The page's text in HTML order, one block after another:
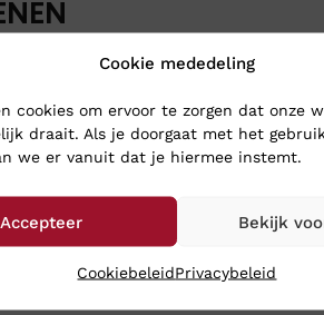
Cookie mededeling
cookies om ervoor te zorgen dat onze
draait. Als je doorgaat met het
we er vanuit dat je hiermee instemt.
Accepteer Bekijk
CookiebeleidPrivacybeleid
Schoenen in Geldrop. Dan
naar je op: bestel ze online in onze